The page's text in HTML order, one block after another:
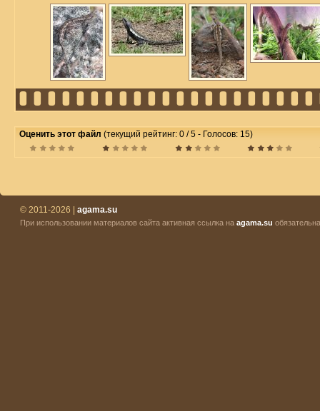
Оценить этот файл (текущий рейтинг: 0 / 5 - Голосов: 15)
© 2011-2026 | agama.su
При использовании материалов сайта активная ссылка на agama.su